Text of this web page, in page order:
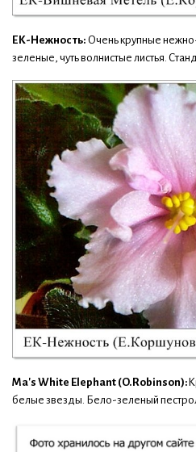
ЕК-Нежность: Очень крупные
зеленые, чуть волнистые листья.
Ma's White Elephant (O.Robinson):
белые звезды. Бело-зеленый